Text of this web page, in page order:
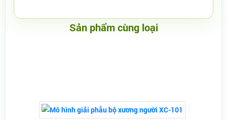
Sản phẩm cùng loại